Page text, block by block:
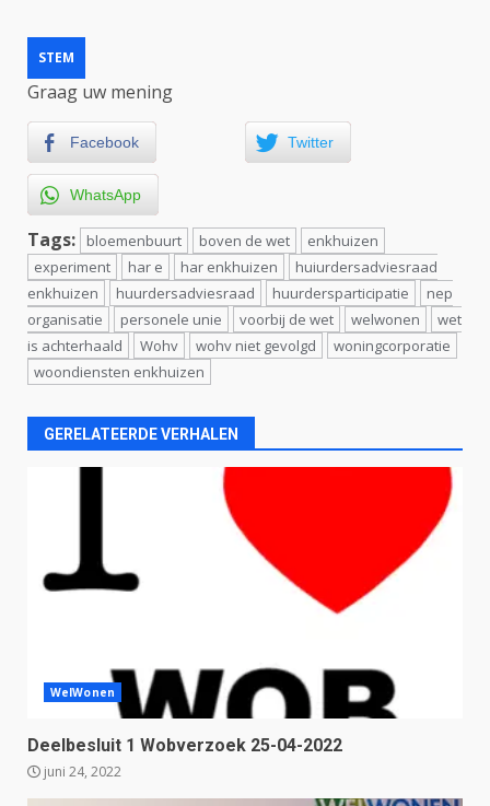
Graag uw mening
Facebook Twitter
WhatsApp
Tags: bloemenbuurt boven de wet
enkhuizen
experiment
har e har enkhuizen
huiurdersadviesraad
enkhuizen
huurdersadviesraad huurdersparticipatie
nep
organisatie
personele unie voorbij de wet welwonen
wet
is achterhaald
Wohv wohv niet gevolgd
woningcorporatie
woondiensten enkhuizen
GERELATEERDE VERHALEN
WelWonen
Deelbesluit 1 Wobverzoek 25-04-2022
juni 24, 2022